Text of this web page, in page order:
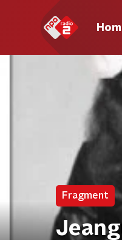
Fragment